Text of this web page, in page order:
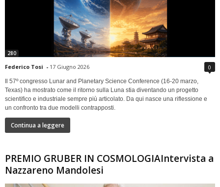
280
Federico Tosi - 17 Giugno 2026 0
Il 57º congresso Lunar and Planetary Science Conference (16-20 marzo,
Texas) ha mostrato come il ritorno sulla Luna stia diventando un progetto
scientifico e industriale sempre più articolato. Da qui nasce una riflessione e
un confronto tra due modelli contrapposti.
Continua a leggere
PREMIO GRUBER IN COSMOLOGIAIntervista a
Nazzareno Mandolesi